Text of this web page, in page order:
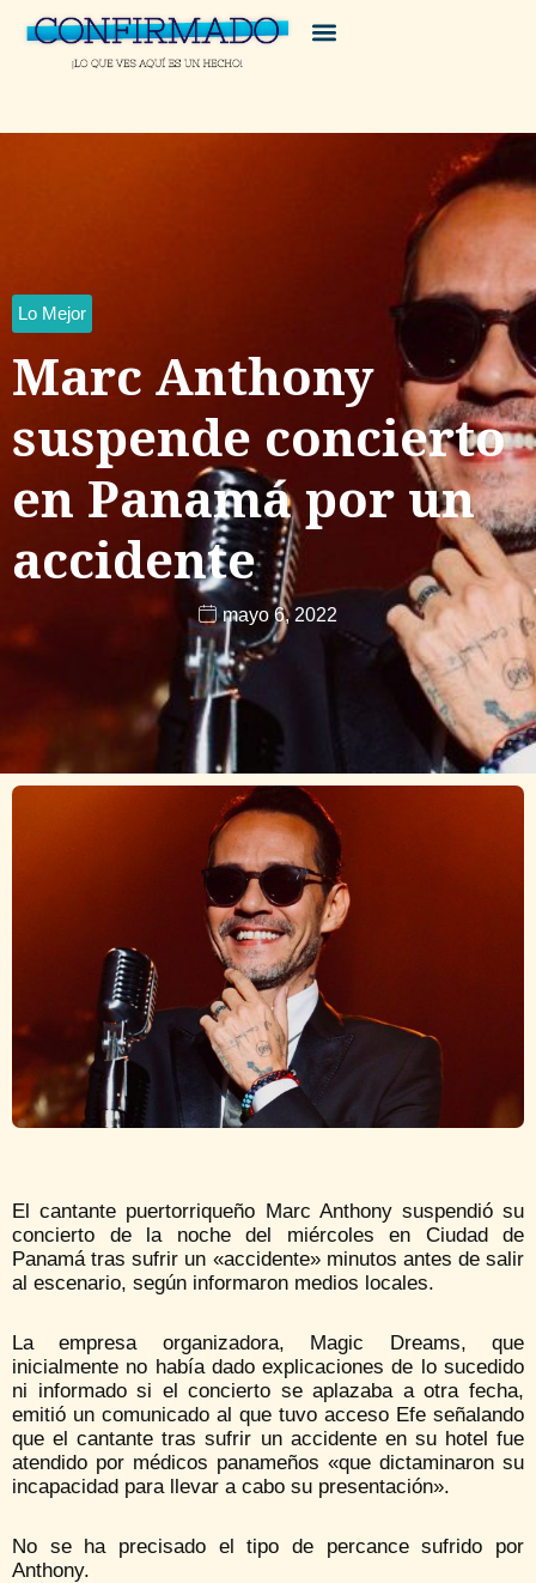
Lo Mejor
Marc Anthony
suspende concierto
en Panamá por un
accidente
mayo 6, 2022
El cantante puertorriqueño Marc Anthony suspendió su
concierto de la noche del miércoles en Ciudad de
Panamá tras sufrir un «accidente» minutos antes de salir
al escenario, según informaron medios locales.
La empresa organizadora, Magic Dreams, que
inicialmente no había dado explicaciones de lo sucedido
ni informado si el concierto se aplazaba a otra fecha,
emitió un comunicado al que tuvo acceso Efe señalando
que el cantante tras sufrir un accidente en su hotel fue
atendido por médicos panameños «que dictaminaron su
incapacidad para llevar a cabo su presentación».
No se ha precisado el tipo de percance sufrido por
Anthony.